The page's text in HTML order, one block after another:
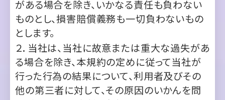
２．当社は、当社に故意または重大な過失があ
る場合を除き、本規約の定めに従って当社が
行った行為の結果について、利用者及びその
他の第三者に対して、その原因のいかんを問
わず、いかなる責任も負担しないものとしま
す。
３．利用者が本サイトにおいて登録した個人情